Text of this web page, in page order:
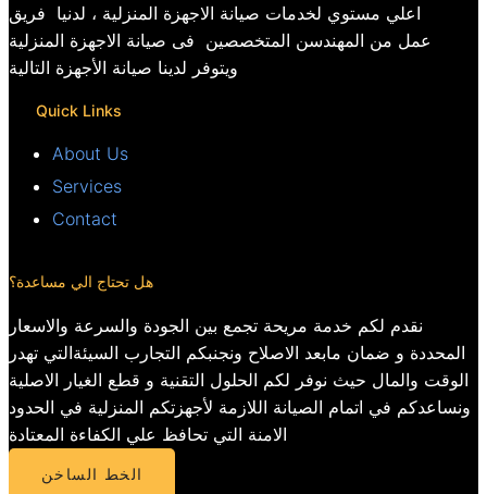
اعلي مستوي لخدمات صيانة الاجهزة المنزلية ، لدنيا فريق
عمل من المهندسن المتخصصين فى صيانة الاجهزة المنزلية
ويتوفر لدينا صيانة الأجهزة التالية
Quick Links
About Us
Services
Contact
هل تحتاج الي مساعدة؟
نقدم لكم خدمة مريحة تجمع بين الجودة والسرعة والاسعار
المحددة و ضمان مابعد الاصلاح ونجنبكم التجارب السيئةالتي تهدر
الوقت والمال حيث نوفر لكم الحلول التقنية و قطع الغيار الاصلية
ونساعدكم في اتمام الصيانة اللازمة لأجهزتكم المنزلية في الحدود
الامنة التي تحافظ علي الكفاءة المعتادة
الخط الساخن